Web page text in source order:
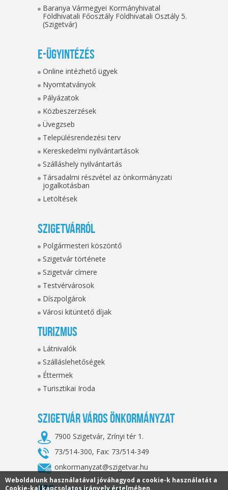
Baranya Vármegyei Kormányhivatal
Földhivatali Főosztály Földhivatali Osztály 5.
(Szigetvár)
E-ügyintézés
Online intézhető ügyek
Nyomtatványok
Pályázatok
Közbeszerzések
Üvegzseb
Településrendezési terv
Kereskedelmi nyilvántartások
Szálláshely nyilvántartás
Társadalmi részvétel az önkormányzati
jogalkotásban
Letöltések
Szigetvárról
Polgármesteri köszöntő
Szigetvár története
Szigetvár címere
Testvérvárosok
Díszpolgárok
Városi kitüntető díjak
Turizmus
Látnivalók
Szálláslehetőségek
Éttermek
Turisztikai Iroda
Szigetvár Város Önkormányzat
7900 Szigetvár, Zrínyi tér 1.
73/514-300, Fax: 73/514-349
onkormanyzat@szigetvar.hu
Weboldalunk használatával jóváhagyod a cookie-k használatát a
Cookie-kal kapcsolatos irányelv értelmében.